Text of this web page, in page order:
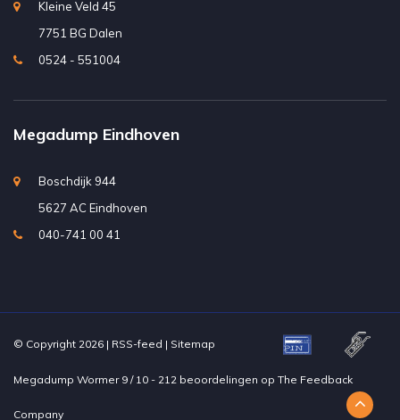
Kleine Veld 45
7751 BG Dalen
0524 - 551004
Megadump Eindhoven
Boschdijk 944
5627 AC Eindhoven
040-741 00 41
© Copyright 2026 | RSS-feed | Sitemap
Megadump Wormer 9 / 10 - 212 beoordelingen op The Feedback
Company